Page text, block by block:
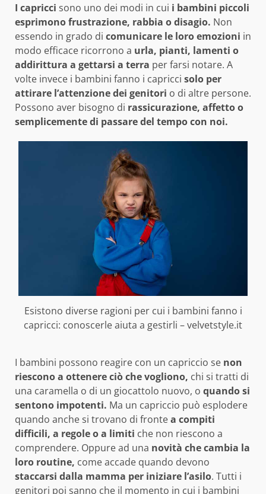
I capricci sono uno dei modi in cui i bambini piccoli
esprimono frustrazione, rabbia o disagio. Non
essendo in grado di comunicare le loro emozioni in
modo efficace ricorrono a urla, pianti, lamenti o
addirittura a gettarsi a terra per farsi notare. A
volte invece i bambini fanno i capricci solo per
attirare l’attenzione dei genitori o di altre persone.
Possono aver bisogno di rassicurazione, affetto o
semplicemente di passare del tempo con noi.
Esistono diverse ragioni per cui i bambini fanno i
capricci: conoscerle aiuta a gestirli – velvetstyle.it
I bambini possono reagire con un capriccio se non
riescono a ottenere ciò che vogliono, chi si tratti di
una caramella o di un giocattolo nuovo, o quando si
sentono impotenti. Ma un capriccio può esplodere
quando anche si trovano di frontea compiti
difficili, a regole o a limiti che non riescono a
comprendere. Oppure ad una novità che cambia la
loro routine, come accade quando devono
staccarsi dalla mamma per iniziare l’asilo. Tutti i
genitori poi sanno che il momento in cui i bambini